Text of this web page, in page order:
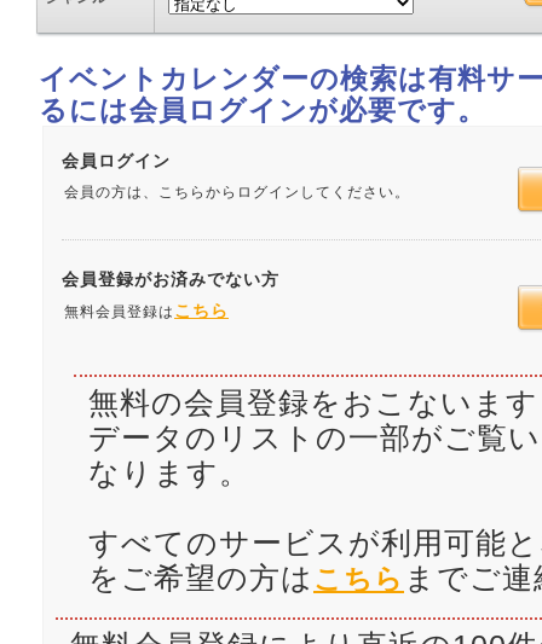
イベントカレンダーの検索は有料サ
るには会員ログインが必要です。
会員ログイン
会員の方は、こちらからログインしてください。
会員登録がお済みでない方
無料会員登録は こちら
無料の会員登録をおこないま
データのリストの一部がご覧
なります。
すべてのサービスが利用可能
をご希望の方は こちら までご